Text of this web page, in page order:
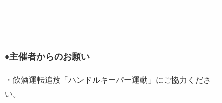
♦主催者からのお願い
・飲酒運転追放「ハンドルキーパー運動」にご協力くださ
い。